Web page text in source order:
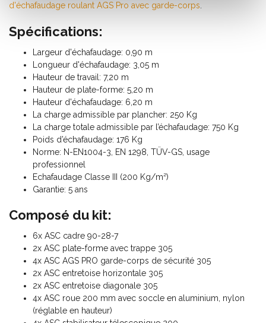
d'échafaudage roulant AGS Pro avec garde-corps
Spécifications:
Largeur d'échafaudage: 0,90 m
Longueur d'échafaudage: 3,05 m
Hauteur de travail: 7,20 m
Hauteur de plate-forme: 5,20 m
Hauteur d'échafaudage: 6,20 m
La charge admissible par plancher: 250 Kg
La charge totale admissible par l’échafaudage: 750 Kg
Poids d’échafaudage: 176 Kg
Norme: N-EN1004-3, EN 1298, TÜV-GS, usage
professionnel
Echafaudage Classe III (200 Kg/m²)
Garantie: 5 ans
Composé du kit:
6x ASC cadre 90-28-7
2x ASC plate-forme avec trappe 305
4x ASC AGS PRO garde-corps de sécurité 305
2x ASC entretoise horizontale 305
2x ASC entretoise diagonale 305
4x ASC roue 200 mm avec soccle en aluminium, nylon
(réglable en hauteur)